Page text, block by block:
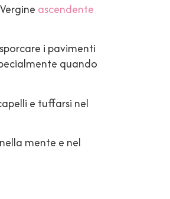
ascendente
i pavimenti
quando
e tuffarsi nel
mente e nel